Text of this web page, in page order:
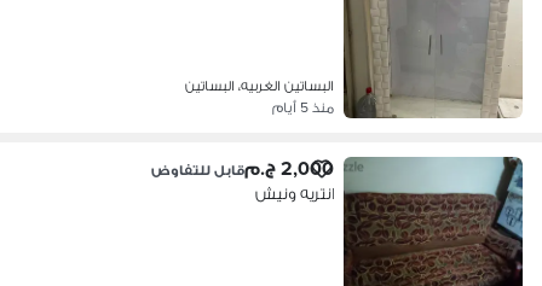
البساتين الغربيه، البساتين
منذ 5 أيام
2,000 ج.م قابل للتفاوض
انتريه ونيش